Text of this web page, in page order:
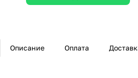
Описание Оплата